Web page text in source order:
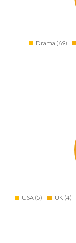
Drama (69)
USA (5) UK (4)